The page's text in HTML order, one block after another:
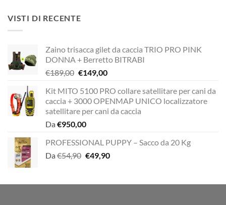
era:
VISTI DI RECENTE
Zaino trisacca gilet da caccia TRIO PRO PINK
DONNA + Berretto BITRABI
€189,00 Il
originale
era:
€189,00.
€149,00Il
attuale
è:
€149,00.
Kit MITO 5100 PRO collare satellitare per cani da
caccia + 3000 OPENMAP UNICO localizzatore
satellitare per cani da caccia
Da €950,00
PROFESSIONAL PUPPY – Sacco da 20 Kg
Da €54,90 Il
era:
€49,90Il
è: